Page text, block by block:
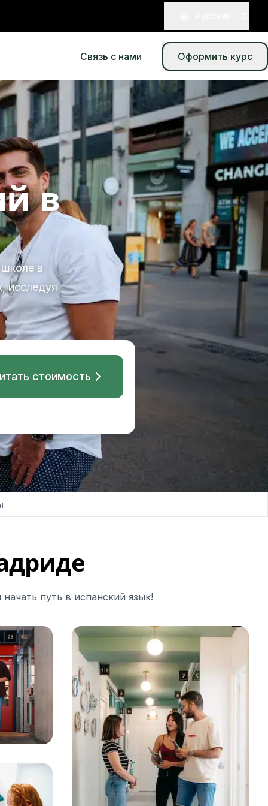
Связь с нами Оформить курс
в
в
исследуя
стоимость
путь в испанский язык!